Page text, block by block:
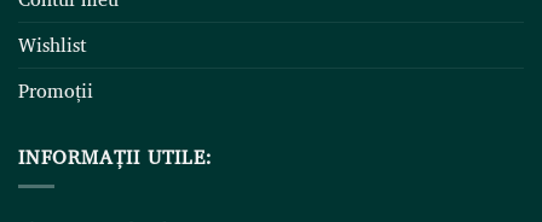
Wishlist
Promoții
INFORMAȚII UTILE: